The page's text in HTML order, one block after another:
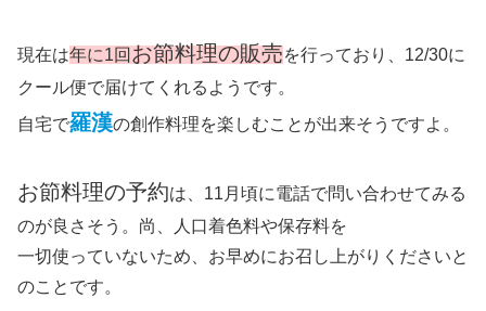
現在は年に1回お節料理の販売を行っており、12/30に
クール便で届けてくれるようです。
自宅で羅漢の創作料理を楽しむことが出来そうですよ。
お節料理の予約は、11月頃に電話で問い合わせてみる
のが良さそう。尚、人口着色料や保存料を
一切使っていないため、お早めにお召し上がりくださいと
のことです。